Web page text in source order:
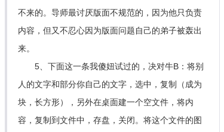
不来的。导师最讨厌版面不规范的，因为他只负责
内容，但又不忍心因为版面问题自己的弟子被轰出
来。
5、下面这一条我傻妞试过的，决对牛B：将别
人的文字和部分你自己的文字，选中，复制（成为
块，长方形），另外在桌面建一个空文件，将内
容，复制到文件中，存盘，关闭。将这个文件的图